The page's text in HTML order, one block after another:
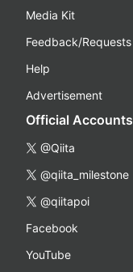
Media Kit
Feedback/Requests
Help
Advertisement
Official Accounts
@Qiita
@qiita_milestone
@qiitapoi
Facebook
YouTube